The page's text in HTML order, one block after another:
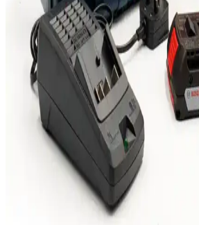
profesyonellerin ve teknoloji tutkunlarının
performans sağlar.
Marshall Major III Bluetooth
İncelemesi: Tasarım, Ses ve
Marshall Major III Bluetooth CT kulaklık, şık
kalitesi ve uzun pil ömrü ile öne çıkar.
konfor sağlayan özellikleriyle günlük ve
Bosch GDX 180-Lİ Kablosuz
Güçlü ve Çok Yönlü Profesyonel
Bosch GDX 180-Lİ, çift fonksiyonlu,
tasarımıyla profesyonel ve hobi kullanımı
çok yönlü darbeli matkap. İşleri hızlandırır,